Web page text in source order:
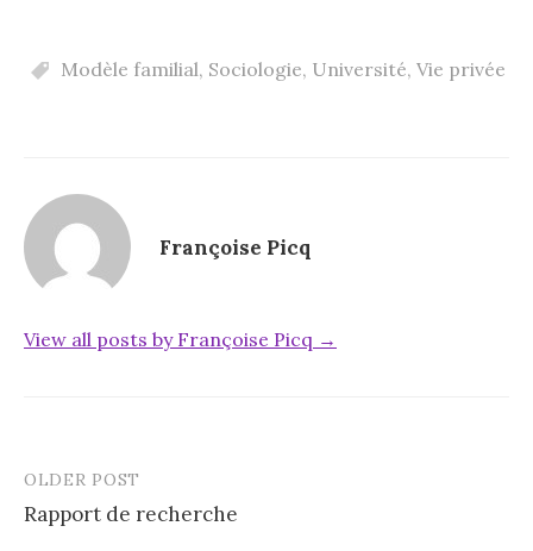
Modèle familial, Sociologie, Université, Vie privée
Françoise Picq
View all posts by Françoise Picq →
Post
navigation
OLDER POST
Rapport de recherche